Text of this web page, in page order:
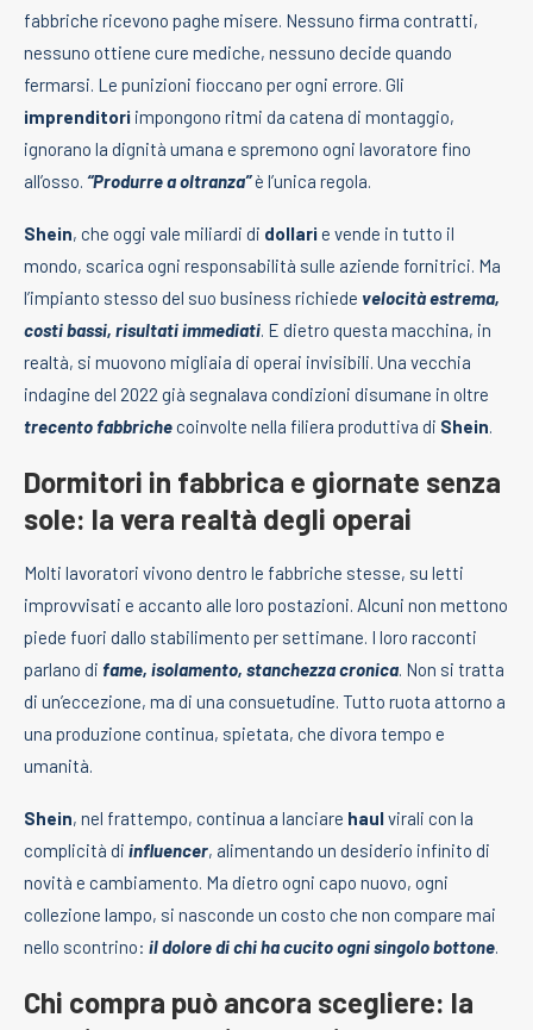
fabbriche ricevono paghe misere. Nessuno firma contratti,
nessuno ottiene cure mediche, nessuno decide quando
fermarsi. Le punizioni fioccano per ogni errore. Gli
imprenditori impongono ritmi da catena di montaggio,
ignorano la dignità umana e spremono ogni lavoratore fino
all’osso. “Produrre a oltranza”è l’unica regola.
Shein, che oggi vale miliardi di dollarie vende in tutto il
mondo, scarica ogni responsabilità sulle aziende fornitrici. Ma
l’impianto stesso del suo business richiede velocità estrema,
costi bassi, risultati immediati. E dietro questa macchina, in
realtà, si muovono migliaia di operai invisibili. Una vecchia
indagine del 2022 già segnalava condizioni disumane in oltre
trecento fabbrichecoinvolte nella filiera produttiva di Shein.
Dormitori in fabbrica e giornate senza
sole: la vera realtà degli operai
Molti lavoratori vivono dentro le fabbriche stesse, su letti
improvvisati e accanto alle loro postazioni. Alcuni non mettono
piede fuori dallo stabilimento per settimane. I loro racconti
parlano di fame, isolamento, stanchezza cronica. Non si tratta
di un’eccezione, ma di una consuetudine. Tutto ruota attorno a
una produzione continua, spietata, che divora tempo e
umanità.
Shein, nel frattempo, continua a lanciare haulvirali con la
complicità di influencer, alimentando un desiderio infinito di
novità e cambiamento. Ma dietro ogni capo nuovo, ogni
collezione lampo, si nasconde un costo che non compare mai
nello scontrino: il dolore di chi ha cucito ogni singolo bottone.
Chi compra può ancora scegliere: la